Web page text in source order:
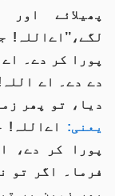
پھیلائے
پورا کر دے۔
دے دے۔ اے
دیا، تو پھر
یعنی: اےاللہ!
پورا کر دے،
فرما۔ اگر تو